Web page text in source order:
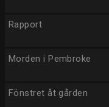
Rapport
Morden i Pembroke
Fönstret åt gården